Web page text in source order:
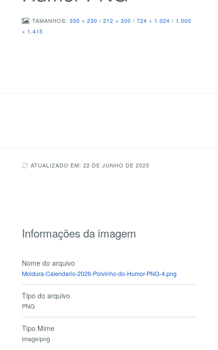
TAMANHOS: 350 × 230 / 212 × 300 / 724 × 1.024 / 1.000
× 1.415
ATUALIZADO EM: 22 DE JUNHO DE 2025
Informações da imagem
Nome do arquivo
Moldura-Calendario-2026-Polvinho-do-Humor-PNG-4.png
Tipo do arquivo
PNG
Tipo Mime
image/png